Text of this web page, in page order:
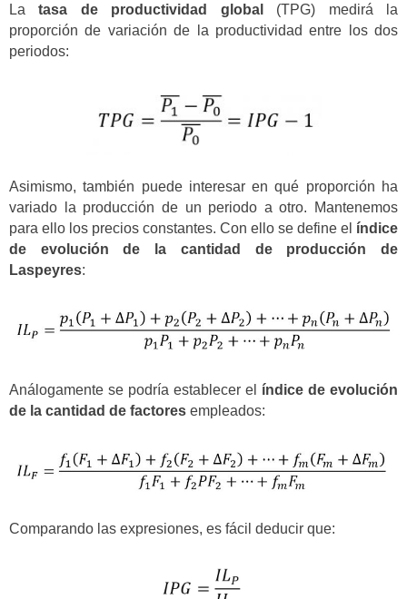
Latasa de productividad global
(TPG) medirá la
proporción de variación de la productividad entre los dos
periodos:
Asimismo, también puede interesar en qué proporción ha
variado la producción de un periodo a otro. Mantenemos
para ello los precios constantes. Con ello se define el índice
de evolución de la cantidad de producción de
Laspeyres:
Análogamente se podría establecer el índice de evolución
de la cantidad de factores empleados:
Comparando las expresiones, es fácil deducir que: